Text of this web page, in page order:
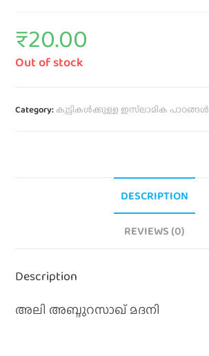
₹20.00
Out of stock
Category:കുട്ടികൾക്കുള്ള ഇസ്‌ലാമിക പാഠങ്ങൾ
DESCRIPTION
REVIEWS (0)
Description
അലി അബ്ദുറസാഖ് മദനി